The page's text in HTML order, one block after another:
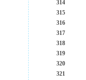
314
315
316
317
318
319
320
321